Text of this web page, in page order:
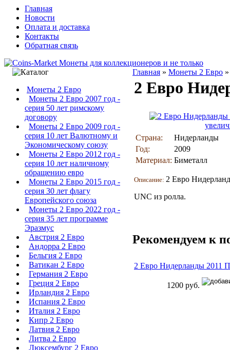
Главная
Новости
Оплата и доставка
Контакты
Обратная связь
Монеты 2 Евро
Монеты 2 Евро 2007 год -
серия 50 лет римскому
договору
Монеты 2 Евро 2009 год -
серия 10 лет Валютному и
Экономическому союзу
Монеты 2 Евро 2012 год -
серия 10 лет наличному
обращению евро
Монеты 2 Евро 2015 год -
серия 30 лет флагу
Европейского союза
Монеты 2 Евро 2022 год -
серия 35 лет программе
Эразмус
Австрия 2 Евро
Андорра 2 Евро
Бельгия 2 Евро
Ватикан 2 Евро
Германия 2 Евро
Греция 2 Евро
Ирландия 2 Евро
Испания 2 Евро
Италия 2 Евро
Кипр 2 Евро
Латвия 2 Евро
Литва 2 Евро
Люксембург 2 Евро
Главная » Монеты 2 Евро
2 Евро
Страна:
Нидерланды
Год:
2009
Материал: Биметалл
Описание: 2 Евро
UNC из ролла.
Рекомендуем к
2 Евро Нидерланды 2011
1200 руб.